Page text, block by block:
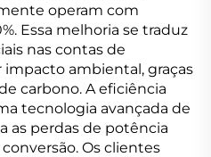
operam com
Essa melhoria se traduz
nas contas de
ambiental, graças
carbono. A eficiência
tecnologia avançada de
as perdas de potência
Os clientes